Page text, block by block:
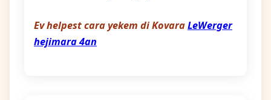
Ev helpest cara yekem di KovaraLeWerger
hejimara 4an